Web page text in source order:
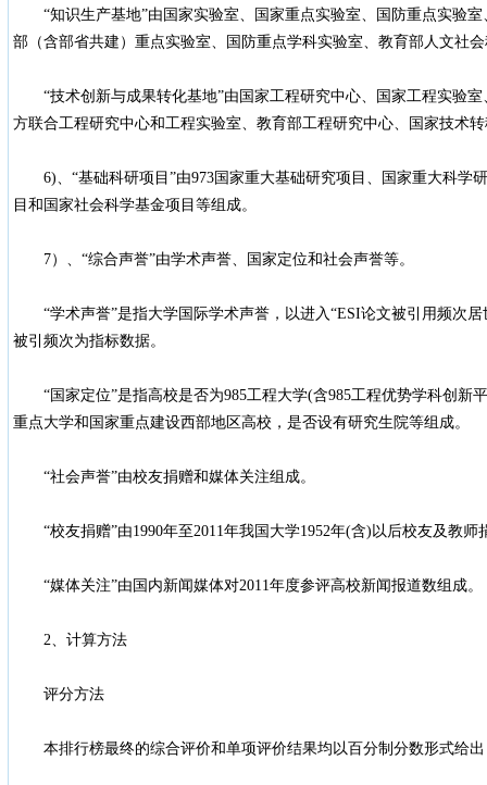
“知识生产基地”由国家实验室、国家重点实验室、国防重点实验室
部（含部省共建）重点实验室、国防重点学科实验室、教育部人文社
“技术创新与成果转化基地”由国家工程研究中心、国家工程实验室
方联合工程研究中心和工程实验室、教育部工程研究中心、国家技术
6)、“基础科研项目”由973国家重大基础研究项目、国家重大科学
目和国家社会科学基金项目等组成。
7）、“综合声誉”由学术声誉、国家定位和社会声誉等。
“学术声誉”是指大学国际学术声誉，以进入“ESI论文被引用频次居
被引频次为指标数据。
“国家定位”是指高校是否为985工程大学(含985工程优势学科创新
重点大学和国家重点建设西部地区高校，是否设有研究生院等组成。
“社会声誉”由校友捐赠和媒体关注组成。
“校友捐赠”由1990年至2011年我国大学1952年(含)以后校友及教师
“媒体关注”由国内新闻媒体对2011年度参评高校新闻报道数组成。
2、计算方法
评分方法
本排行榜最终的综合评价和单项评价结果均以百分制分数形式给出